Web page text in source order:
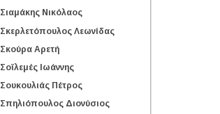
Σιαμάκης Νικόλαος
Σκερλετόπουλος Λεωνίδας
Σκούρα Αρετή
Σοϊλεμές Ιωάννης
Σουκουλιάς Πέτρος
Σπηλιόπουλος Διονύσιος